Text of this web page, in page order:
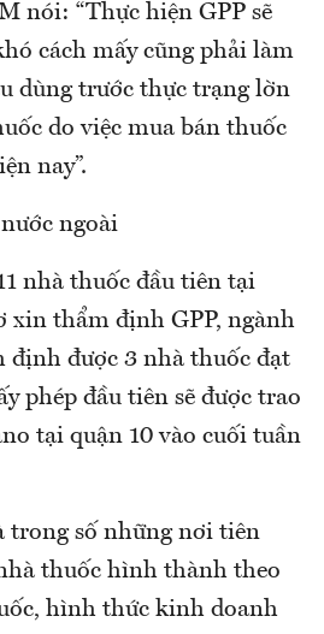
nói: “Thực hiện GPP sẽ
cách mấy cũng phải làm
dùng trước thực trạng lờn
do việc mua bán thuốc
nay”.
ngoài
nhà thuốc đầu tiên tại
xin thẩm định GPP, ngành
định được 3 nhà thuốc đạt
phép đầu tiên sẽ được trao
tại quận 10 vào cuối tuần
trong số những nơi tiên
thuốc hình thành theo
hình thức kinh doanh